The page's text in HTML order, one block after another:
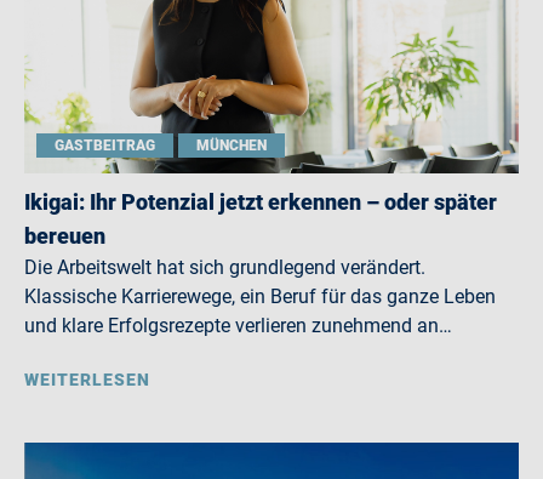
GASTBEITRAG MÜNCHEN
Ikigai: Ihr Potenzial jetzt erkennen – oder später
bereuen
Die Arbeitswelt hat sich grundlegend verändert.
Klassische Karrierewege, ein Beruf für das ganze Leben
und klare Erfolgsrezepte verlieren zunehmend an…
WEITERLESEN